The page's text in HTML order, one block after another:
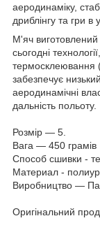
аеродинаміку,
дриблінгу та гри
М'яч виготовлений
сьогодні
термосклеювання
забезпечує
аеродинамічні
дальність польоту.
Розмір — 5.
Вага — 450 грамів
Способ сшивки -
Материал -
Виробництво —
Оригінальний